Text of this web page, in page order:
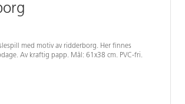
med motiv av ridderborg. Her finnes
Av kraftig papp. Mål: 61x38 cm. PVC-fri.